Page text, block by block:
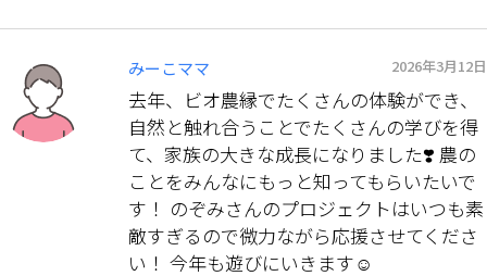
みーこママ 2026年3月12日
去年、ビオ農縁でたくさんの体験ができ、
自然と触れ合うことでたくさんの学びを得
て、家族の大きな成長になりました❣️ 農の
ことをみんなにもっと知ってもらいたいで
す！ のぞみさんのプロジェクトはいつも素
敵すぎるので微力ながら応援させてくださ
い！ 今年も遊びにいきます☺️